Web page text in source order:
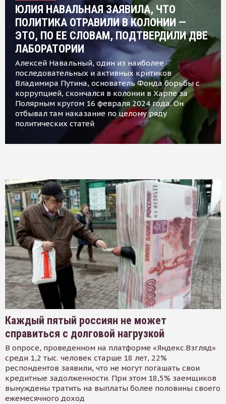
ЮЛИЯ НАВАЛЬНАЯ ЗАЯВИЛА, ЧТО
ПОЛИТИКА ОТРАВИЛИ В КОЛОНИИ —
ЭТО, ПО ЕЕ СЛОВАМ, ПОДТВЕРДИЛИ ДВЕ
ЛАБОРАТОРИИ
Алексей Навальный, один из наиболее
последовательных и активных критиков
Владимира Путина, основатель Фонда борьбы с
коррупцией, скончался в колонии в Харпе за
Полярным кругом 16 февраля 2024 года. Он
отбывал там наказание по целому ряду
политических статей
Каждый пятый россиян не может
справиться с долговой нагрузкой
В опросе, проведенном на платформе «Яндекс.Взгляд»
среди 1,2 тыс. человек старше 18 лет, 22%
респондентов заявили, что не могут погашать свои
кредитные задолженности. При этом 18,5% заемщиков
вынуждены тратить на выплаты более половины своего
ежемесячного доход